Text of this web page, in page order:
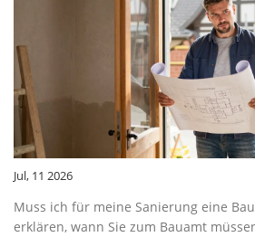
Jul, 11 2026
Muss ich für meine Sanierung eine
erklären, wann Sie zum Bauamt